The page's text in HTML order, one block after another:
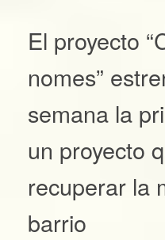
El proyecto
nomes”
semana la
un proyecto
recuperar la
barrio